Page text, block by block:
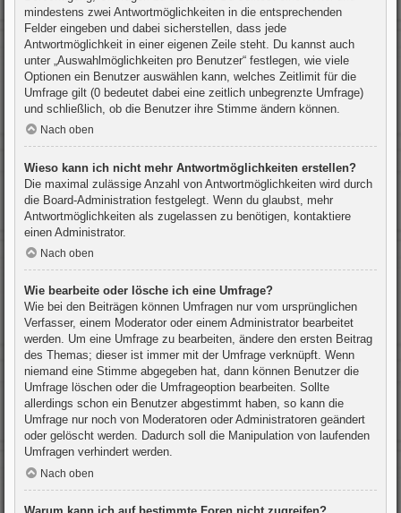
mindestens zwei Antwortmöglichkeiten in die entsprechenden
Felder eingeben und dabei sicherstellen, dass jede
Antwortmöglichkeit in einer eigenen Zeile steht. Du kannst auch
unter „Auswahlmöglichkeiten pro Benutzer“ festlegen, wie viele
Optionen ein Benutzer auswählen kann, welches Zeitlimit für die
Umfrage gilt (0 bedeutet dabei eine zeitlich unbegrenzte Umfrage)
und schließlich, ob die Benutzer ihre Stimme ändern können.
Nach oben
Wieso kann ich nicht mehr Antwortmöglichkeiten erstellen?
Die maximal zulässige Anzahl von Antwortmöglichkeiten wird durch
die Board-Administration festgelegt. Wenn du glaubst, mehr
Antwortmöglichkeiten als zugelassen zu benötigen, kontaktiere
einen Administrator.
Nach oben
Wie bearbeite oder lösche ich eine Umfrage?
Wie bei den Beiträgen können Umfragen nur vom ursprünglichen
Verfasser, einem Moderator oder einem Administrator bearbeitet
werden. Um eine Umfrage zu bearbeiten, ändere den ersten Beitrag
des Themas; dieser ist immer mit der Umfrage verknüpft. Wenn
niemand eine Stimme abgegeben hat, dann können Benutzer die
Umfrage löschen oder die Umfrageoption bearbeiten. Sollte
allerdings schon ein Benutzer abgestimmt haben, so kann die
Umfrage nur noch von Moderatoren oder Administratoren geändert
oder gelöscht werden. Dadurch soll die Manipulation von laufenden
Umfragen verhindert werden.
Nach oben